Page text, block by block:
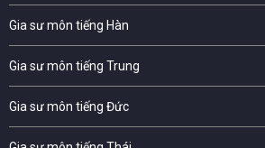
Gia sư môn tiếng Hàn
Gia sư môn tiếng Trung
Gia sư môn tiếng Đức